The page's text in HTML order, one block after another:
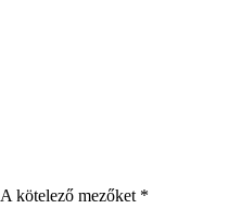
A kötelező mezőket *